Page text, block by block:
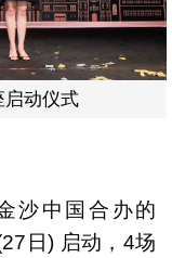
启动仪式
沙中国合办的
日) 启动，4场